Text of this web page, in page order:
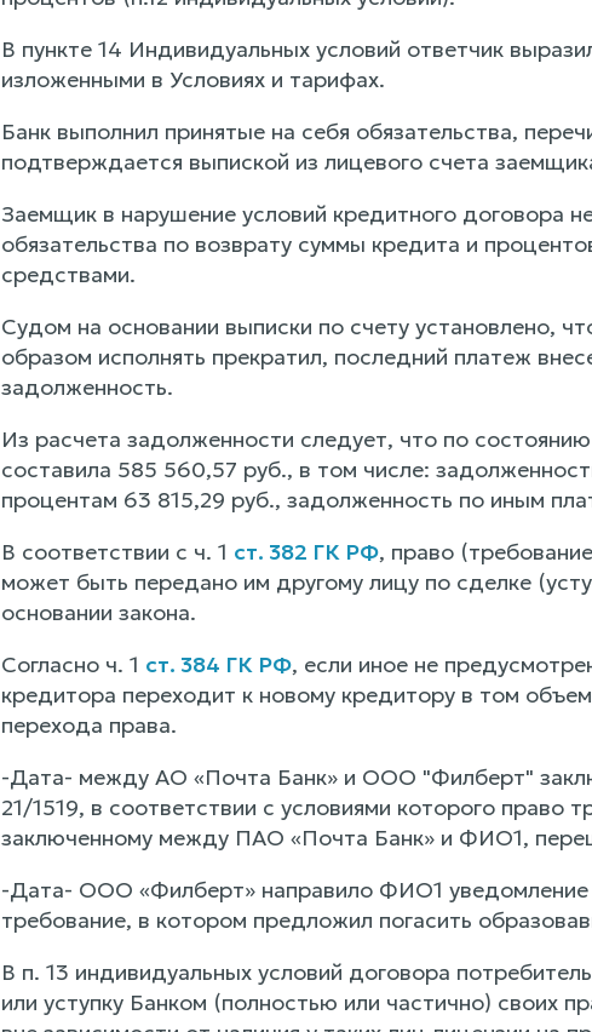
В пункте 14 Индивидуальных условий ответчик
изложенными в Условиях и тарифах.
Банк выполнил принятые на себя обязательства,
подтверждается выпиской из лицевого счета
Заемщик в нарушение условий кредитного договора
обязательства по возврату суммы кредита и
средствами.
Судом на основании выписки по счету установлено,
образом исполнять прекратил, последний платеж
задолженность.
Из расчета задолженности следует, что по
составила 585 560,57 руб., в том числе:
процентам 63 815,29 руб., задолженность по иным
В соответствии с ч. 1 ст. 382 ГК РФ, право
может быть передано им другому лицу по сделке
основании закона.
Согласно ч. 1 ст. 384 ГК РФ, если иное не
кредитора переходит к новому кредитору в том
перехода права.
-Дата- между АО «Почта Банк» и ООО "Филберт"
21/1519, в соответствии с условиями которого
заключенному между ПАО «Почта Банк» и ФИО1,
-Дата- ООО «Филберт» направило ФИО1 уведомление
требование, в котором предложил погасить
В п. 13 индивидуальных условий договора
или уступку Банком (полностью или частично) своих